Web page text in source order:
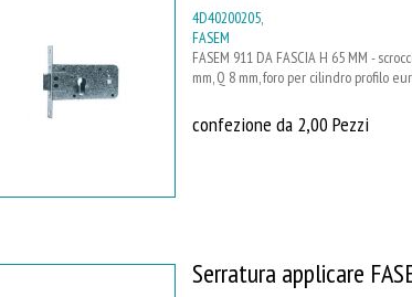
4D40200205,
FASEM
FASEM 911 DA FASCIA H 65 MM -
mm, Q 8 mm, foro per cilindro profilo
confezione da 2,00 Pezzi
Serratura applicare